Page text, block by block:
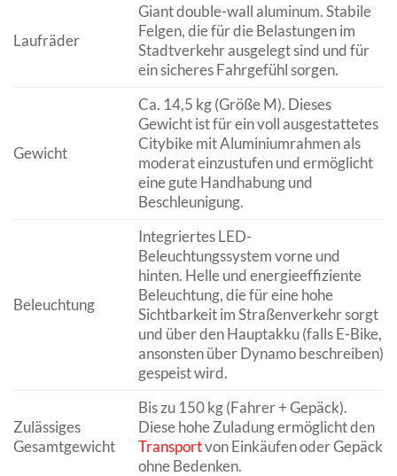
Laufräder
Giant double-wall aluminum. Stabile
Felgen, die für die Belastungen im
Stadtverkehr ausgelegt sind und für
ein sicheres Fahrgefühl sorgen.
Gewicht
Ca. 14,5 kg (Größe M). Dieses
Gewicht ist für ein voll ausgestattetes
Citybike mit Aluminiumrahmen als
moderat einzustufen und ermöglicht
eine gute Handhabung und
Beschleunigung.
Beleuchtung
Integriertes LED-
Beleuchtungssystem vorne und
hinten. Helle und energieeffiziente
Beleuchtung, die für eine hohe
Sichtbarkeit im Straßenverkehr sorgt
und über den Hauptakku (falls E-Bike,
ansonsten über Dynamo beschreiben)
gespeist wird.
Zulässiges
Gesamtgewicht
Bis zu 150 kg (Fahrer + Gepäck).
Diese hohe Zuladung ermöglicht den
Transportvon Einkäufen oder Gepäck
ohne Bedenken.